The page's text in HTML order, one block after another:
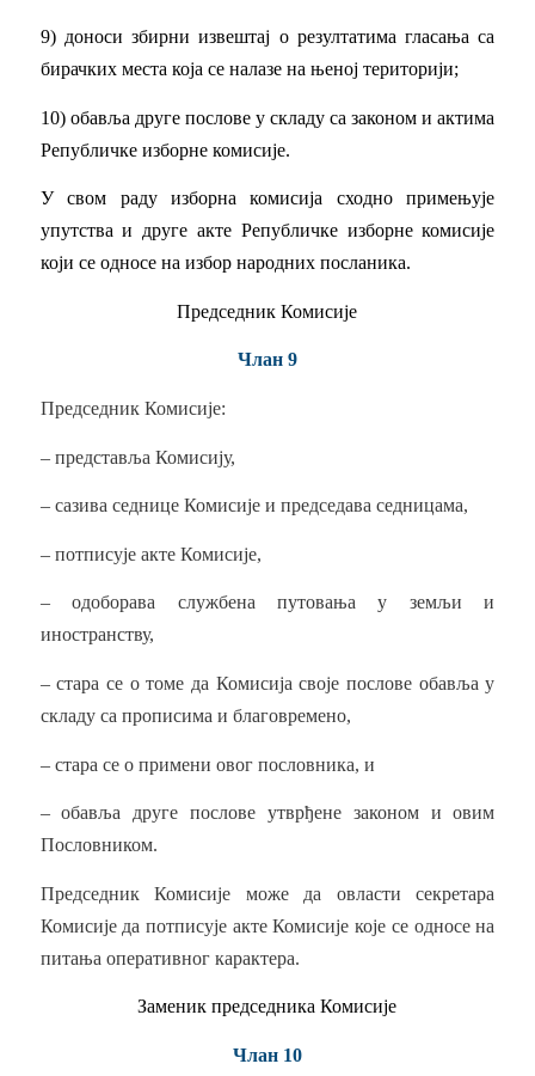
9) доноси збирни извештај о резултатима гласања са
бирачких места која се налазе на њеној територији;
10) обавља друге послове у складу са законом и актима
Републичке изборне комисије.
У свом раду изборна комисија сходно примењује
упутства и друге акте Републичке изборне комисије
који се односе на избор народних посланика.
Председник Комисије
Члан 9
Председник Комисије:
– представља Комисију,
– сазива седнице Комисије и председава седницама,
– потписује акте Комисије,
– одоборава службена путовања у земљи и
иностранству,
– стара се о томе да Комисија своје послове обавља у
складу са прописима и благовремено,
– стара се о примени овог пословника, и
– обавља друге послове утврђене законом и овим
Пословником.
Председник Комисије може да овласти секретара
Комисије да потписује акте Комисије које се односе на
питања оперативног карактера.
Заменик председника Комисије
Члан 10